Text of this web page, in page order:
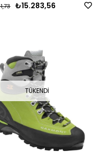
₺15.283,56
TÜKENDI